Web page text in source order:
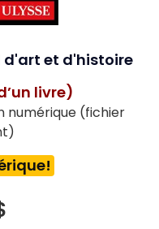
d'art et d'histoire
livre)
numérique (fichier